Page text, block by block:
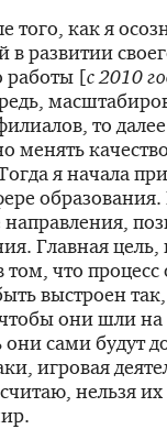
того, как я
развитии
работы [с 2010
то
менять
я начала
образования.
Главная цель,
том, что
выстроен
они шли на
они сами будут
игровая
нельзя